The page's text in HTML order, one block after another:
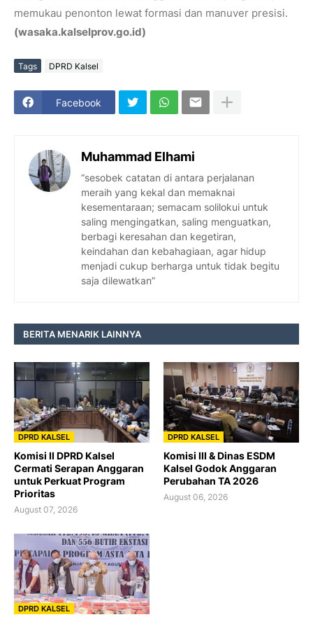
memukau penonton lewat formasi dan manuver presisi.
(wasaka.kalselprov.go.id)
Tags DPRD Kalsel
Facebook
Muhammad Elhami
“sesobek catatan di antara perjalanan
meraih yang kekal dan memaknai
kesementaraan; semacam solilokui untuk
saling mengingatkan, saling menguatkan,
berbagi keresahan dan kegetiran,
keindahan dan kebahagiaan, agar hidup
menjadi cukup berharga untuk tidak begitu
saja dilewatkan”
BERITA MENARIK LAINNYA
DPRD KALSEL
Komisi II DPRD Kalsel
Cermati Serapan Anggaran
untuk Perkuat Program
Prioritas
August 07, 2026
DPRD KALSEL
Komisi III & Dinas ESDM
Kalsel Godok Anggaran
Perubahan TA 2026
August 06, 2026
DPRD KALSEL